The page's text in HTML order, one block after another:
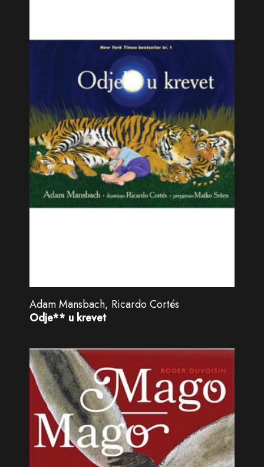
Adam Mansbach, Ricardo Cortés
Odje** u krevet